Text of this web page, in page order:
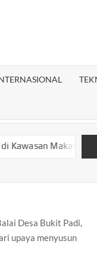
Pahlawan
Desa Bukit Padi,
upaya menyusun